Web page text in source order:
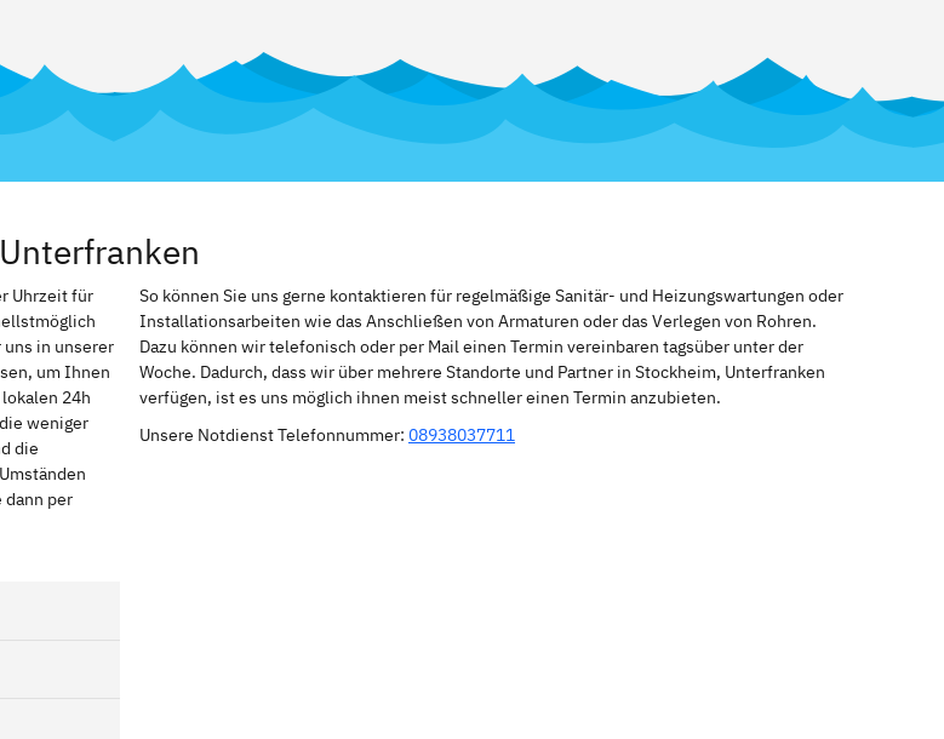
Uhrzeit für
in unserer
um Ihnen
24h
weniger
die
per
So können Sie uns gerne kontaktieren für regelmäßige Sanitär- und Heizungswartungen oder
Installationsarbeiten wie das Anschließen von Armaturen oder das Verlegen von Rohren.
Dazu können wir telefonisch oder per Mail einen Termin vereinbaren tagsüber unter der
Woche. Dadurch, dass wir über mehrere Standorte und Partner in Stockheim, Unterfranken
verfügen, ist es uns möglich ihnen meist schneller einen Termin anzubieten.
Unsere Notdienst Telefonnummer: 08938037711